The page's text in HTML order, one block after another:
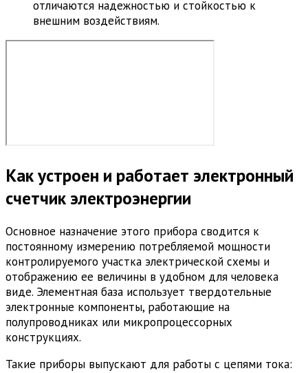
отличаются надежностью и стойкостью к
внешним воздействиям.
Как устроен и работает электронный
счетчик электроэнергии
Основное назначение этого прибора сводится к
постоянному измерению потребляемой мощности
контролируемого участка электрической схемы и
отображению ее величины в удобном для человека
виде. Элементная база использует твердотельные
электронные компоненты, работающие на
полупроводниках или микропроцессорных
конструкциях.
Такие приборы выпускают для работы с цепями тока: